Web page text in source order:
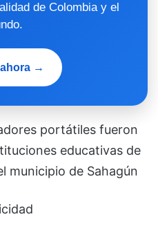
de Colombia y el
→
portátiles fueron
educativas de
municipio de Sahagún